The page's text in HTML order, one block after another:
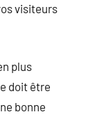
visiteurs
plus
doit être
bonne